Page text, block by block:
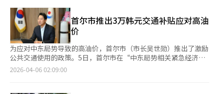
运营能力的问题。随着高性能模型引入竞争的加剧，AI代理使用管
理能力已成为企业AI使用的核心课题。业界人士表示：“随着企业
AI的深入应用，模型性能、运营成本和管理便利性将成为重要的判
断标准。”※ 本报道经人工智能（AI）系统翻译与编辑。
72家。 Com2us平台目前正在基础设施和系统集成领域扩展业
务。Hive外部商业化的经验为其在云计算、SI和AI业务的拓展奠定
了基础。 Com2us平台基于全球游戏服务运营经验，正在扩大云计
算和SI业务。从2024年起，将作为腾讯云的全球合作伙伴，为国内
外开发商提供定制化基础设施，并通过SI和B2B咨询来应对客户的
系统建设和运营需求。 Hive外部商业化的经验为其在云计算、SI和
AI业务的拓展奠定了基础。公司预计，结合Hive和云基础设施将为
开发商带来固定成本的节约效益。根据Com2us控股第一季度的资
使用便利性，开放双方持有的车票预订信息和交通信息，并结合AI
技术实现综合出行服务。用户可以在铁路使用前后获得一体化服
务。此外，还将引入AI铁路使用指引服务，通过分析列车运行数据
和乘客移动数据，提供站内路线指引和拥堵预测。计划引入AI风险
检测系统，增强铁路安全事故预防功能。双方还将推进“综合旅
程”服务开发，连接铁路、出租车和公共交通等多种出行方式，实
现“MaaS”目标。通过大数据优化调度间隔和需求预测算法，提
高铁路运营效率。韩国铁道公司社长金泰胜表示：“与Kakao
首尔市推出3万韩元交通补贴应对高油
价
为应对中东局势导致的高油价，首尔市（市长吴世勋）推出了激励
公共交通使用的政策。5日，首尔市在“中东局势相关紧急经济对
策会议”上宣布，从4月到6月的三个月内，使用“气候同行
2026-04-06 02:09:00